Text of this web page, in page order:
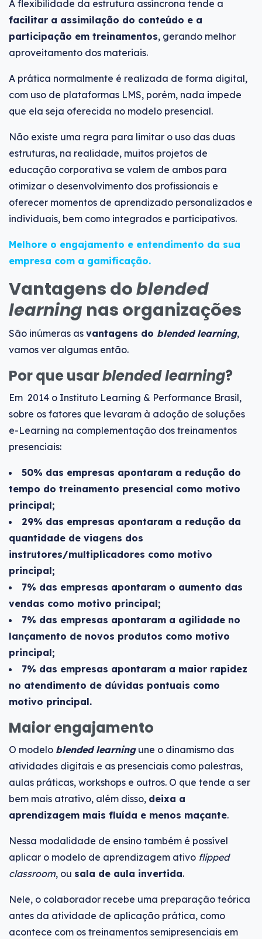
A flexibilidade da estrutura assíncrona tende a
facilitar a assimilação do conteúdo e a
participação em treinamentos, gerando melhor
aproveitamento dos materiais.
A prática normalmente é realizada de forma digital,
com uso de plataformas LMS, porém, nada impede
que ela seja oferecida no modelo presencial.
Não existe uma regra para limitar o uso das duas
estruturas, na realidade, muitos projetos de
educação corporativa se valem de ambos para
otimizar o desenvolvimento dos profissionais e
oferecer momentos de aprendizado personalizados e
individuais, bem como integrados e participativos.
Melhore o engajamento e entendimento da sua
empresa com a gamificação.
Vantagens doblended
learning nas organizações
São inúmeras as vantagens do blended learning,
vamos ver algumas então.
Por que usarblended learning?
Em 2014 o Instituto Learning & Performance Brasil,
sobre os fatores que levaram à adoção de soluções
e-Learning na complementação dos treinamentos
presenciais:
50% das empresas apontaram a redução do
tempo do treinamento presencial como motivo
principal;
29% das empresas apontaram a redução da
quantidade de viagens dos
instrutores/multiplicadores como motivo
principal;
7% das empresas apontaram o aumento das
vendas como motivo principal;
7% das empresas apontaram a agilidade no
lançamento de novos produtos como motivo
principal;
7% das empresas apontaram a maior rapidez
no atendimento de dúvidas pontuais como
motivo principal.
Maior engajamento
O modelo blended learningune o dinamismo das
atividades digitais e as presenciais como palestras,
aulas práticas, workshops e outros. O que tende a ser
bem mais atrativo, além disso, deixa a
aprendizagem mais fluída e menos maçante.
Nessa modalidade de ensino também é possível
aplicar o modelo de aprendizagem ativo flipped
classroom, ou sala de aula invertida.
Nele, o colaborador recebe uma preparação teórica
antes da atividade de aplicação prática, como
acontece com os treinamentos semipresenciais em